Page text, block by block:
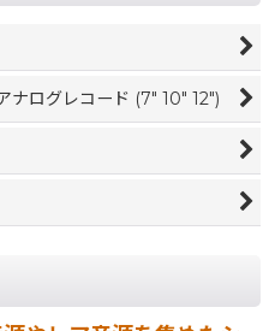
ログレコード (7" 10" 12")